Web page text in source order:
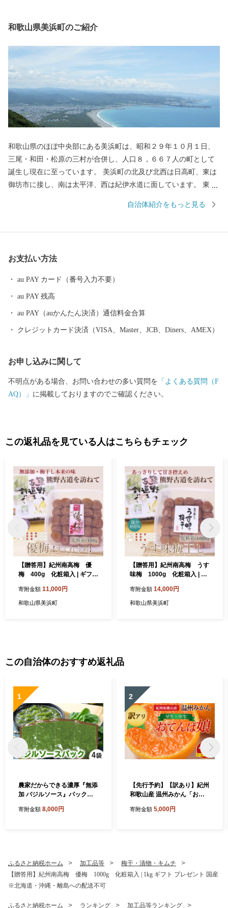
和歌山県美浜町のご紹介
和歌山県のほぼ中央部にある美浜町は、昭和２９年１０月１日、
三尾・和田・松原の三村が合併し、人口８，６６７人の町として
誕生し現在に至っています。 美浜町の北及び北西は日高町、東は
御坊市に接し、南は太平洋、西は紀伊水道に面しています。 東西
平方キロメートルの町で、面積では和歌山県下で二番目に狭い町
く受けています。 太平洋に面する砂州海岸には、全長約４．５キ
自治体紹介をもっと見る
お支払い方法
au PAY カード（番号入力不要）
au PAY 残高
au PAY（auかんたん決済）通信料金合算
クレジットカード決済（VISA、Master、JCB、Diners、AMEX）
お申し込みに関して
不明点がある場合、お問い合わせの多い質問を 「よくある質問（F
AQ）」 に掲載しておりますのでご確認ください。
この返礼品を見ている人はこちらもチェック
【贈答用】紀州南高梅 優
梅 400g 化粧箱入 | ギフト
沖縄・離島への配送不可
寄附金額 11,000円
和歌山県美浜町
【贈答用】紀州南高梅 うす
味梅 1000g 化粧箱入 | 1k
北海道・沖縄・離島への配送
不可
寄附金額 14,000円
和歌山県美浜町
この自治体のおすすめ返礼品
1
農家だからできる濃厚『無添
加 バジルソース』パック入
寄附金額 8,000円
2
【先行予約】【訳あり】紀州
和歌山産 温州みかん「おて
～2L サイズ混合（早生・中
寄附金額 5,000円
ふるさと納税ホーム 加工品等
梅干・漬物・キムチ
【贈答用】紀州南高梅 優梅 1000g 化粧箱入 | 1kg ギフト プレゼント 国産
※北海道・沖縄・離島への配送不可
ふるさと納税ホーム ランキング 加工品等ランキング